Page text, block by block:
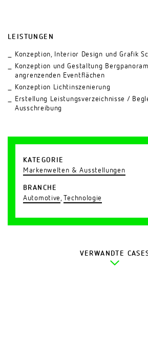
LEISTUNGEN
Konzeption, Interior Design und Grafik
Konzeption und Gestaltung
angrenzenden Eventflächen
Konzeption Lichtinszenierung
Erstellung Leistungsverzeichnisse /
Ausschreibung
KATEGORIE
Markenwelten & Ausstellungen
BRANCHE
Automotive ,Technologie
VERWANDTE